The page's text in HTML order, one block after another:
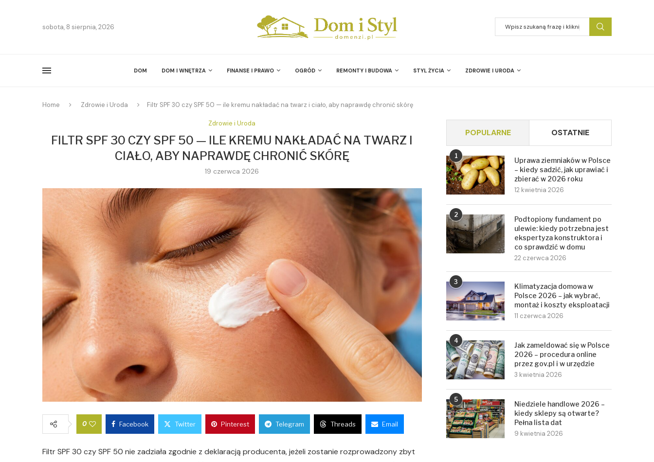
sobota, 8 sierpnia, 2026
DOM DOM I WNĘTRZA FINANSE I PRAWO OGRÓD REMONTY I BUDOWA STYL ŻYCIA ZDROWIE I URODA
Home Zdrowie i Uroda Filtr SPF 30 czy SPF 50 — ile kremu nakładać na twarz i ciało, aby naprawdę chronić skórę
Zdrowie i Uroda
FILTR SPF 30 CZY SPF 50 — ILE KREMU NAKŁADAĆ NA TWARZ I
CIAŁO, ABY NAPRAWDĘ CHRONIĆ SKÓRĘ
19 czerwca 2026
0 Facebook Twitter Pinterest Telegram Threads Email
Filtr SPF 30 czy SPF 50 nie zadziała zgodnie z deklaracją producenta, jeżeli zostanie rozprowadzony zbyt
POPULARNE OSTATNIE
1
Uprawa ziemniaków w Polsce
– kiedy sadzić, jak uprawiać i
zbierać w 2026 roku
12 kwietnia 2026
2
Podtopiony fundament po
ulewie: kiedy potrzebna jest
ekspertyza konstruktora i
co sprawdzić w domu
22 czerwca 2026
3
Klimatyzacja domowa w
Polsce 2026 – jak wybrać,
montaż i koszty eksploatacji
11 czerwca 2026
4
Jak zameldować się w Polsce
2026 – procedura online
przez gov.pl i w urzędzie
3 kwietnia 2026
5
Niedziele handlowe 2026 –
kiedy sklepy są otwarte?
Pełna lista dat
9 kwietnia 2026